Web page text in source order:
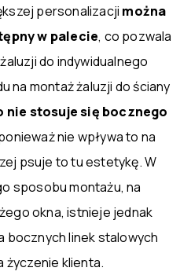
personalizacji można
w palecie, co pozwala
do indywidualnego
na montaż żaluzji do ściany
nie stosuje się bocznego
nie wpływa to na
psuje to tu estetykę. W
sposobu montażu, na
okna, istnieje jednak
bocznych linek stalowych
życzenie klienta.